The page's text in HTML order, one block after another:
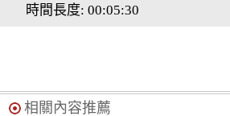
時間長度: 00:05:30
相關內容推薦